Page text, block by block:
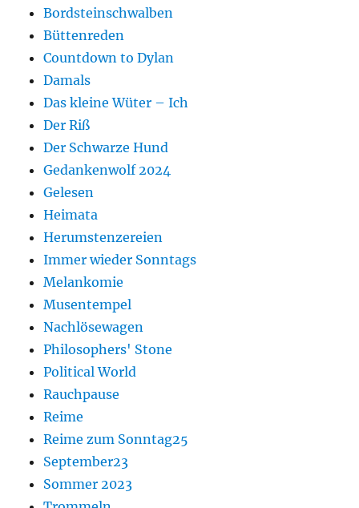
Bordsteinschwalben
Büttenreden
Countdown to Dylan
Damals
Das kleine Wüter – Ich
Der Riß
Der Schwarze Hund
Gedankenwolf 2024
Gelesen
Heimata
Herumstenzereien
Immer wieder Sonntags
Melankomie
Musentempel
Nachlösewagen
Philosophers' Stone
Political World
Rauchpause
Reime
Reime zum Sonntag25
September23
Sommer 2023